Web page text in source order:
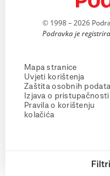
© 1998 – 2026
Podravka je
Mapa stranice
Uvjeti korištenja
Zaštita osobnih
Izjava o pristupačnosti
Pravila o korištenju
kolačića